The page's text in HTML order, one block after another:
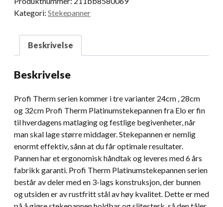
Kategori: Stekepanner
Beskrivelse
Beskrivelse
Profi Therm serien kommer i tre varianter 24cm , 28cm
og 32cm Profi Therm Platinumstekepannen fra Elo er fin
til hverdagens matlaging og festlige begivenheter, når
man skal lage større middager. Stekepannen er nemlig
enormt effektiv, sånn at du får optimale resultater.
Pannen har et ergonomisk håndtak og leveres med 6 års
fabrikk garanti. Profi Therm Platinumstekepannen serien
består av deler med en 3-lags konstruksjon, der bunnen
og utsiden er av rustfritt stål av høy kvalitet. Dette er med